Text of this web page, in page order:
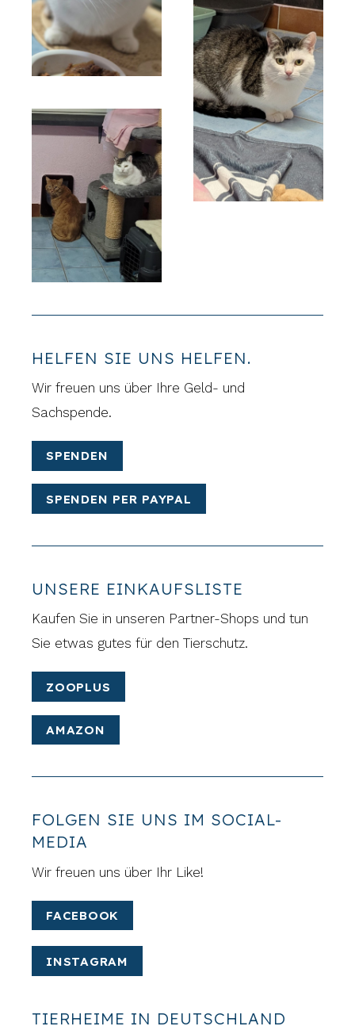
HELFEN SIE UNS HELFEN.
Wir freuen uns über Ihre Geld- und
Sachspende.
SPENDEN
SPENDEN PER PAYPAL
UNSERE EINKAUFSLISTE
Kaufen Sie in unseren Partner-Shops und tun
Sie etwas gutes für den Tierschutz.
ZOOPLUS
AMAZON
FOLGEN SIE UNS IM SOCIAL-
MEDIA
Wir freuen uns über Ihr Like!
FACEBOOK
INSTAGRAM
TIERHEIME IN DEUTSCHLAND